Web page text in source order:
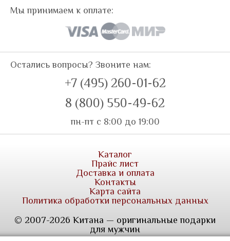
Мы принимаем к оплате:
Остались вопросы? Звоните нам:
+7 (495) 260-01-62
8 (800) 550-49-62
пн-пт с 8:00 до 19:00
Каталог
Прайс лист
Доставка и оплата
Контакты
Карта сайта
Политика обработки персональных данных
© 2007-2026 Китана — оригинальные подарки
для мужчин